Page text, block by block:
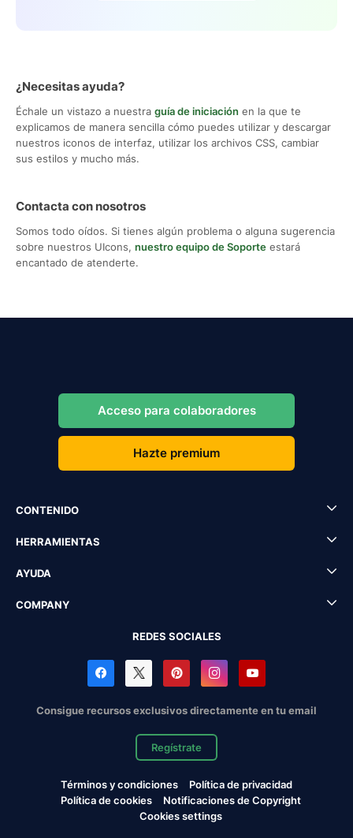
¿Necesitas ayuda?
Échale un vistazo a nuestra guía de iniciación en la que te
explicamos de manera sencilla cómo puedes utilizar y descargar
nuestros iconos de interfaz, utilizar los archivos CSS, cambiar
sus estilos y mucho más.
Contacta con nosotros
Somos todo oídos. Si tienes algún problema o alguna sugerencia
sobre nuestros UIcons, nuestro equipo de Soporte estará
encantado de atenderte.
Acceso para colaboradores
Hazte premium
CONTENIDO
HERRAMIENTAS
AYUDA
COMPANY
REDES SOCIALES
Consigue recursos exclusivos directamente en tu email
Regístrate
Términos y condiciones
Política de privacidad
Política de cookies
Notificaciones de Copyright
Cookies settings